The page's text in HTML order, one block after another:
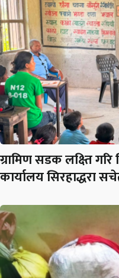
ग्रामिण सडक लक्ष्ति गरि
कार्यालय सिरहाद्धरा